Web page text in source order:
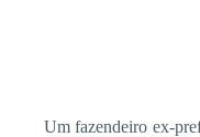
Um fazendeiro ex-